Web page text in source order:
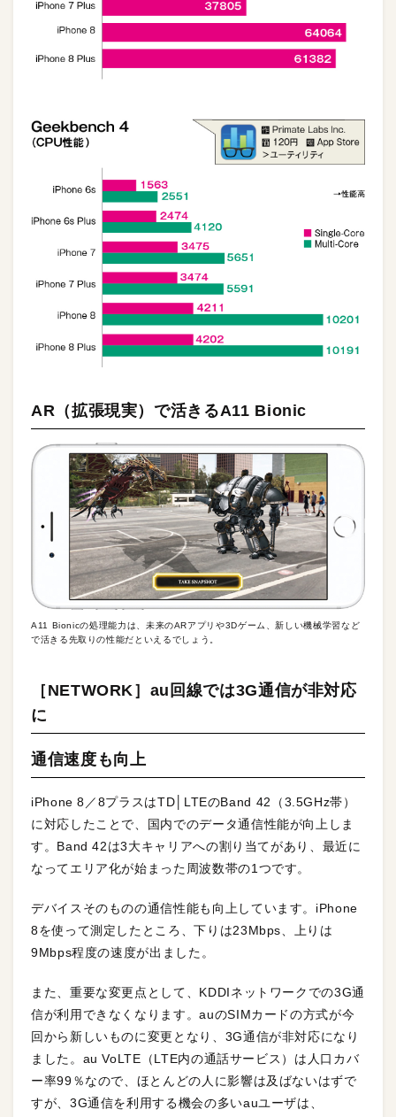
AR（拡張現実）で活きるA11 Bionic
A11 Bionicの処理能力は、未来のARアプリや3Dゲーム、新しい機械学習など
で活きる先取りの性能だといえるでしょう。
［NETWORK］au回線では3G通信が非対応
に
通信速度も向上
iPhone 8／8プラスはTD│LTEのBand 42（3.5GHz帯）
に対応したことで、国内でのデータ通信性能が向上しま
す。Band 42は3大キャリアへの割り当てがあり、最近に
なってエリア化が始まった周波数帯の1つです。
デバイスそのものの通信性能も向上しています。iPhone
8を使って測定したところ、下りは23Mbps、上りは
9Mbps程度の速度が出ました。
また、重要な変更点として、KDDIネットワークでの3G通
信が利用できなくなります。auのSIMカードの方式が今
回から新しいものに変更となり、3G通信が非対応になり
ました。au VoLTE（LTE内の通話サービス）は人口カバ
ー率99％なので、ほとんどの人に影響は及ばないはずで
すが、3G通信を利用する機会の多いauユーザは、